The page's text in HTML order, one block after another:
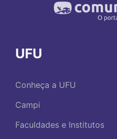
UFU
Conheça a UFU
Campi
Faculdades e Institutos